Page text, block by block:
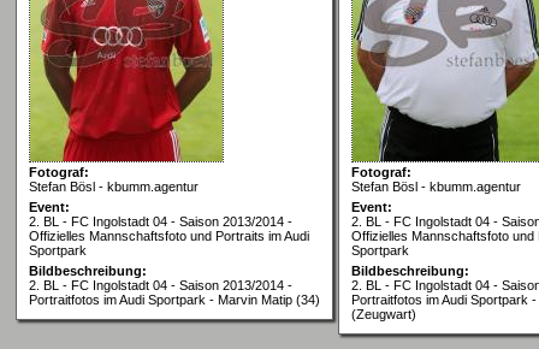
Fotograf:
Stefan Bösl - kbumm.agentur
Event:
2. BL - FC Ingolstadt 04 - Saison 2013/2014 -
Offizielles Mannschaftsfoto und Portraits im Audi
Sportpark
Bildbeschreibung:
2. BL - FC Ingolstadt 04 - Saison 2013/2014 -
Portraitfotos im Audi Sportpark - Marvin Matip (34)
Fotograf:
Stefan Bösl - kbumm.agentur
Event:
2. BL - FC Ingolstadt 04 -
Offizielles Mannschaftsfoto und
Sportpark
Bildbeschreibung:
2. BL - FC Ingolstadt 04 -
Portraitfotos im Audi Sportpark
(Zeugwart)